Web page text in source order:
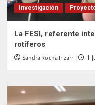
Investigación
La FESI, referente
rotíferos
Sandra Rocha Irizarri 1